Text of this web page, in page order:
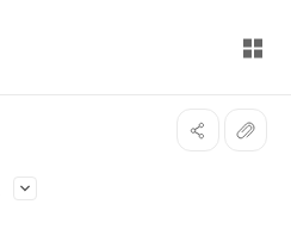
전체